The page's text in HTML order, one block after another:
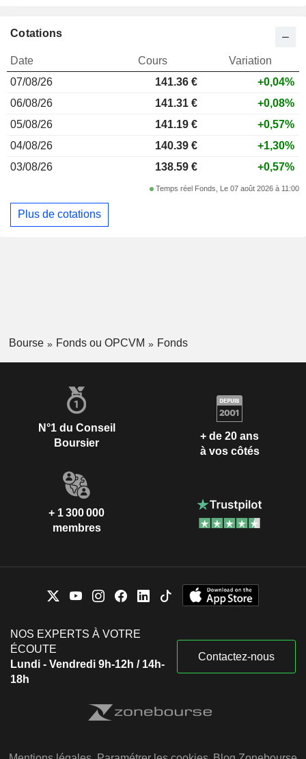
Cotations
Date Cours
Variation
07/08/26
141.36 €
+0,04%
06/08/26
141.31 €
+0,08%
05/08/26
141.19 €
+0,57%
04/08/26
140.39 €
+1,30%
03/08/26
138.59 € +0,57%
Temps réel Fonds, Le 07 août 2026 à 11:00
Plus de cotations
Bourse Fonds ou OPCVM Fonds
N°1 du Conseil
Boursier
+ de 20 ans
à vos côtés
+ 1 300 000
membres
NOS EXPERTS À VOTRE
ÉCOUTE
Lundi - Vendredi 9h-12h / 14h-
18h
Contactez-nous